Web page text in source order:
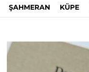
ŞAHMERAN KÜPE